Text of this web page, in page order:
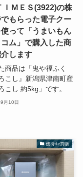
ＩＭＥＳ(3922)の株
もらった電子クー
って「うまいもん
コム」で購入した商
します
商品は「鬼や福ふく
こし』新潟県津南町産
こし 約5kg」です。
月10日
優待de買物